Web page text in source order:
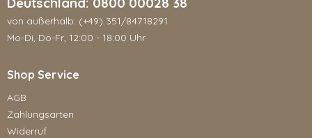
von außerhalb: (+49) 351/84718291
Mo-Di, Do-Fr, 12:00 - 18:00 Uhr
Shop Service
AGB
Zahlungsarten
Widerruf